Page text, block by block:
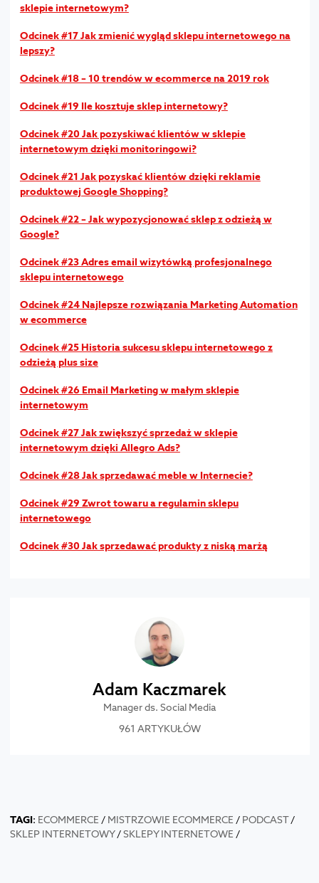
sklepie internetowym?
Odcinek #17 Jak zmienić wygląd sklepu internetowego na
lepszy?
Odcinek #18 – 10 trendów w ecommerce na 2019 rok
Odcinek #19 Ile kosztuje sklep internetowy?
Odcinek #20 Jak pozyskiwać klientów w sklepie
internetowym dzięki monitoringowi?
Odcinek #21 Jak pozyskać klientów dzięki reklamie
produktowej Google Shopping?
Odcinek #22 – Jak wypozycjonować sklep z odzieżą w
Google?
Odcinek #23 Adres email wizytówką profesjonalnego
sklepu internetowego
Odcinek #24 Najlepsze rozwiązania Marketing Automation
w ecommerce
Odcinek #25 Historia sukcesu sklepu internetowego z
odzieżą plus size
Odcinek #26 Email Marketing w małym sklepie
internetowym
Odcinek #27 Jak zwiększyć sprzedaż w sklepie
internetowym dzięki Allegro Ads?
Odcinek #28 Jak sprzedawać meble w Internecie?
Odcinek #29 Zwrot towaru a regulamin sklepu
internetowego
Odcinek #30 Jak sprzedawać produkty z niską marżą
Adam Kaczmarek
Manager ds. Social Media
961 ARTYKUŁÓW
TAGI: ECOMMERCE / MISTRZOWIE ECOMMERCE / PODCAST/
SKLEP INTERNETOWY/SKLEPY INTERNETOWE /